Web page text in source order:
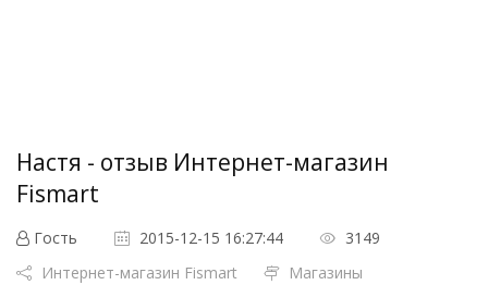
Настя - отзыв Интернет-магазин
Fismart
Гость 2015-12-15 16:27:44
3149
Интернет-магазин Fismart
Магазины